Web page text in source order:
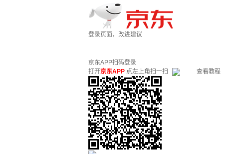
登录页面，改进建议
京东APP扫码登录
打开京东APP 点左上角扫一扫 查看教程